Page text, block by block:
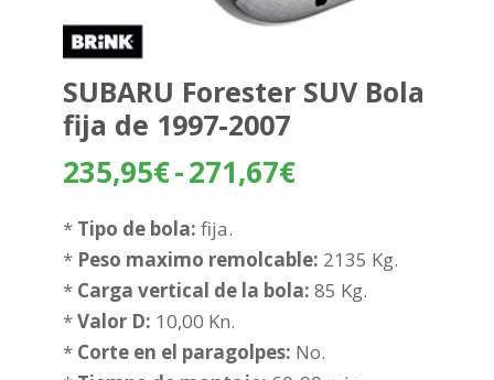
SUBARU Forester SUV Bola
fija de 1997-2007
235,95€-271,67€Rango
desde
235,95€
271,67€
* Tipo de bola: fija.
* Peso maximo remolcable: 2135 Kg.
* Carga vertical de la bola: 85 Kg.
*Valor D: 10,00 Kn.
* Corte en el paragolpes: No.